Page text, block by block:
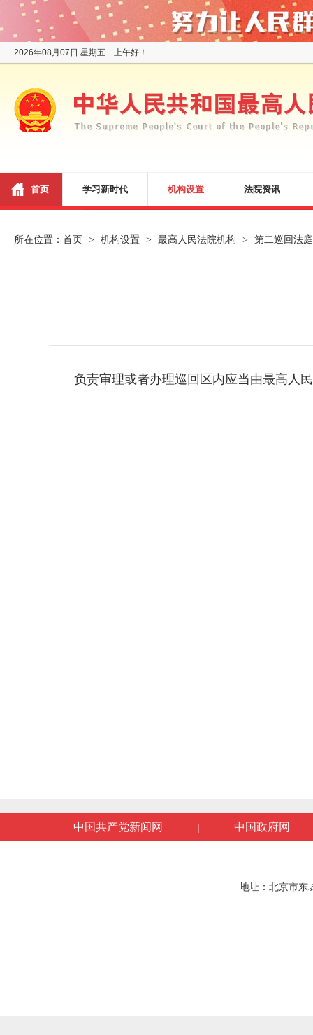
2026年08月07日 星期五 上午好！
首页 学习新时代 机构设置 法院资讯
所在位置： 首页 > 机构设置 > 最高人民法院机构 > 第二巡回法庭
负责审理或者办理巡回区内应当由最高人
中国共产党新闻网 | 中国政府网
地址：北京市东